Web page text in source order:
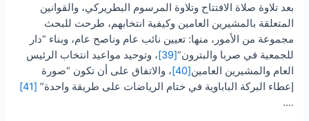
بعد تلاوة صلاة الافتتاح وتلاوة المرسوم البطريركي، والقوانين
المتعلقة بالمشيرين العامين وكيفية انتخابهم، طرحت للبحث
مجموعة من الأمور، منها: تعيين نائب عام وناصح عام، وبناء “دار
للجمعية في صربا والبترون”[39]
، وتوحيد مواعيد انتخاب الرئيس
العام والمشيرين العامين[40]
، والاتفاق على أن تكون “صورة
إعطاء البركة الباباوية في ختام الرياضات على طريقة واحدة” [41]
….